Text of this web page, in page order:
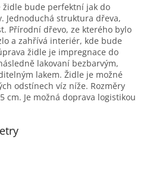
židle bude perfektní jak do
Jednoduchá struktura dřeva,
Přírodní dřevo, ze kterého bylo
a zahřívá interiér, kde bude
židle je impregnace do
lakovaní bezbarvým,
lakem. Židle je možné
odstínech víz níže. Rozměry
cm. Je možná doprava logistikou